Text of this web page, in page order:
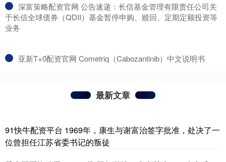
​深富策略配资官网 公告速递：长信基金管理有限责任公司关
于长信全球债券（QDII）基金暂停申购、赎回、定期定额投资等
业务
​亚新T+0配资官网 Cometriq（Cabozantinib）中文说明书
最新文章
91快牛配资平台 1969年，康生与谢富治签字批准，处决了一
位曾担任江苏省委书记的叛徒